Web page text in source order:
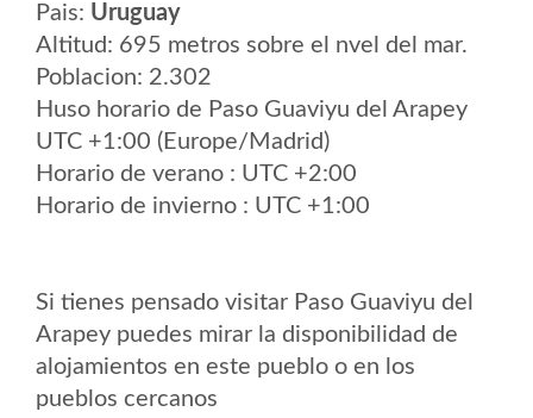
Pais: Uruguay
Altitud: 695 metros sobre el nvel del mar.
Poblacion: 2.302
Huso horario de Paso Guaviyu del Arapey
UTC +1:00 (Europe/Madrid)
Horario de verano : UTC +2:00
Horario de invierno : UTC +1:00
Si tienes pensado visitar Paso Guaviyu del
Arapey puedes mirar la disponibilidad de
alojamientos en este pueblo o en los
pueblos cercanos